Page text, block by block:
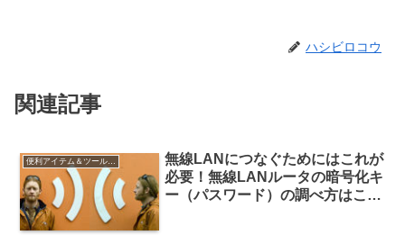
ハシビロコウ
関連記事
便利アイテム＆ツールの紹介
無線LANにつなぐためにはこれが
必要！無線LANルータの暗号化キ
ー（パスワード）の調べ方はこう